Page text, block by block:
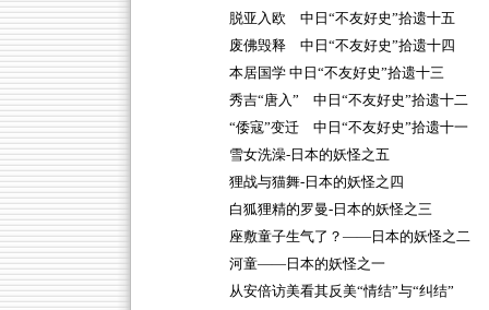
脱亚入欧 中日“不友好史”拾遗十五
废佛毁释 中日“不友好史”拾遗十四
本居国学 中日“不友好史”拾遗十三
秀吉“唐入” 中日“不友好史”拾遗十二
“倭寇”变迁 中日“不友好史”拾遗十一
雪女洗澡-日本的妖怪之五
狸战与猫舞-日本的妖怪之四
白狐狸精的罗曼-日本的妖怪之三
座敷童子生气了？——日本的妖怪之二
河童——日本的妖怪之一
从安倍访美看其反美“情结”与“纠结”